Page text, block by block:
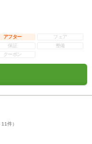
アフター
フェア
保証
整備
クーポン
11件）